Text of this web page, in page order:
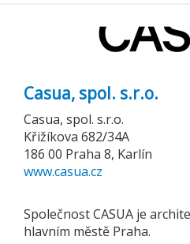
Casua, spol. s.r.o.
Casua, spol. s.r.o.
Křižíkova 682/34A
186 00 Praha 8, Karlín
www.casua.cz
Společnost CASUA je
hlavním městě Praha.